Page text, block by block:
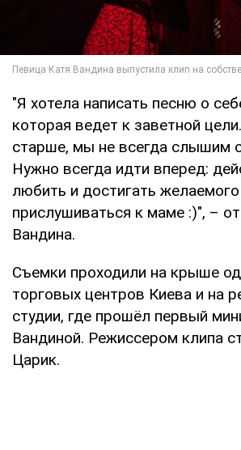
"Я хотела написать песню о
которая ведет к заветной
старше, мы не всегда слышим
Нужно всегда идти вперед:
любить и достигать
прислушиваться к маме :)", –
Вандина.
Съемки проходили на крыше
торговых центров Киева и на
студии, где прошёл первый
Вандиной. Режиссером клипа
Царик.